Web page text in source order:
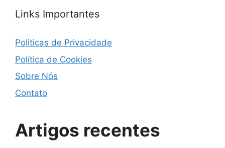
Links Importantes
Politicas de Privacidade
Política de Cookies
Sobre Nós
Contato
Artigos recentes